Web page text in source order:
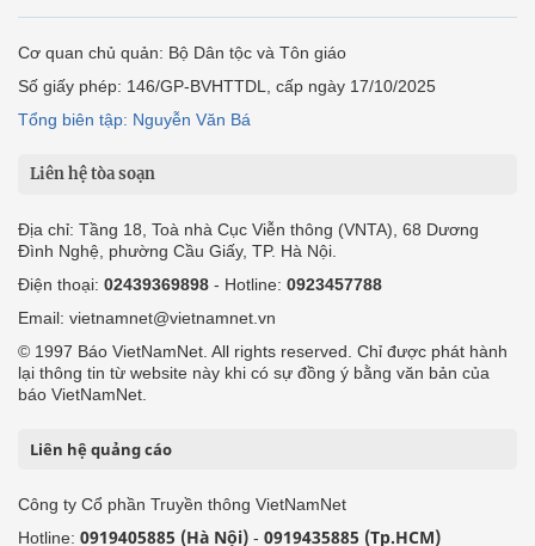
Cơ quan chủ quản: Bộ Dân tộc và Tôn giáo
Số giấy phép: 146/GP-BVHTTDL, cấp ngày 17/10/2025
Tổng biên tập: Nguyễn Văn Bá
Liên hệ tòa soạn
Địa chỉ: Tầng 18, Toà nhà Cục Viễn thông (VNTA), 68 Dương
Đình Nghệ, phường Cầu Giấy, TP. Hà Nội.
Điện thoại: 02439369898 - Hotline: 0923457788
Email: vietnamnet@vietnamnet.vn
© 1997 Báo VietNamNet. All rights reserved. Chỉ được phát hành
lại thông tin từ website này khi có sự đồng ý bằng văn bản của
báo VietNamNet.
Liên hệ quảng cáo
Công ty Cổ phần Truyền thông VietNamNet
Hotline: 0919405885 (Hà Nội) - 0919435885 (Tp.HCM)